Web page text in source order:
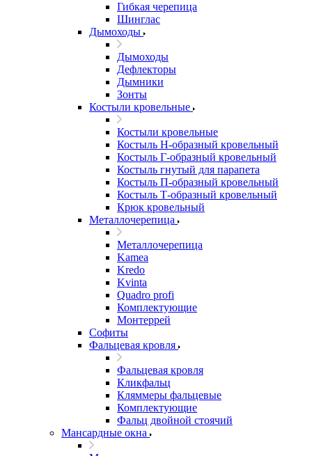
Гибкая черепица
Шинглас
Дымоходы
Дымоходы
Дефлекторы
Дымники
Зонты
Костыли кровельные
Костыли кровельные
Костыль H-образный кровельный
Костыль Г-образный кровельный
Костыль гнутый для парапета
Костыль П-образный кровельный
Костыль Т-образный кровельный
Крюк кровельный
Металлочерепица
Металлочерепица
Kamea
Kredo
Kvinta
Quadro profi
Комплектующие
Монтеррей
Софиты
Фальцевая кровля
Фальцевая кровля
Кликфальц
Кляммеры фальцевые
Комплектующие
Фальц двойной стоячий
Мансардные окна